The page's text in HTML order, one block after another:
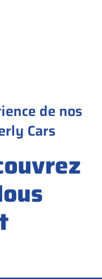
de nos
Cars